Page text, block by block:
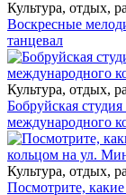
Культура, отдых,
Воскресные
танцевал
Культура, отдых,
Бобруйская
международного
Культура, отдых,
Посмотрите,